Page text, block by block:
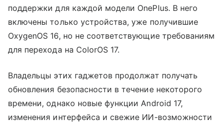
поддержки для каждой модели OnePlus. В него
включены только устройства, уже получившие
OxygenOS 16, но не соответствующие требованиям
для перехода на ColorOS 17.
Владельцы этих гаджетов продолжат получать
обновления безопасности в течение некоторого
времени, однако новые функции Android 17,
изменения интерфейса и свежие ИИ-возможности